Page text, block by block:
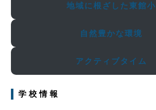
地域に根ざした東館小
自然豊かな環境
アクティブタイム
学校情報